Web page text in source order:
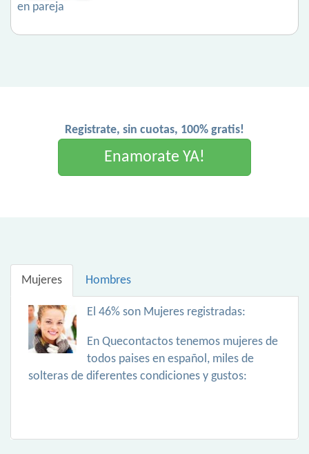
en pareja
Registrate, sin cuotas, 100% gratis!
Enamorate YA!
Mujeres Hombres
El 46% son Mujeres registradas:
En Quecontactos tenemos mujeres de
todos paises en español, miles de
solteras de diferentes condiciones y gustos: